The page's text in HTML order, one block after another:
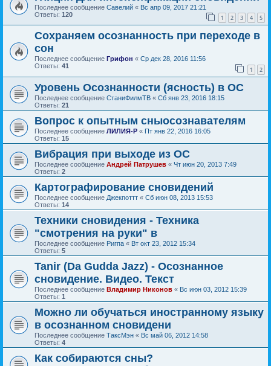
Последнее сообщение Савелий « Вс апр 09, 2017 21:21
Ответы: 120 1 2 3 4 5
Сохраняем осознанность при переходе в
сон
Последнее сообщение Грифон « Ср дек 28, 2016 11:56
Ответы: 41 1 2
Уровень Осознанности (ясность) в ОС
Последнее сообщение СтаниФилмТВ « Сб янв 23, 2016 18:15
Ответы: 21
Вопрос к опытным сныосознавателям
Последнее сообщение ЛИЛИЯ-Р « Пт янв 22, 2016 16:05
Ответы: 15
Вибрация при выходе из ОС
Последнее сообщение Андрей Патрушев « Чт июн 20, 2013 7:49
Ответы: 2
Картографирование сновидений
Последнее сообщение Джекпоттт « Сб июн 08, 2013 15:53
Ответы: 14
Техники сновидения - Техника
"смотрения на руки" в
Последнее сообщение Ригпа « Вт окт 23, 2012 15:34
Ответы: 5
Tanir (Da Gudda Jazz) - Осознанное
сновидение. Видео. Текст
Последнее сообщение Владимир Никонов « Вс июн 03, 2012 15:39
Ответы: 1
Можно ли обучаться иностранному языку
в осознанном сновидени
Последнее сообщение ТаксМэн « Вс май 06, 2012 14:58
Ответы: 4
Как собираются сны?